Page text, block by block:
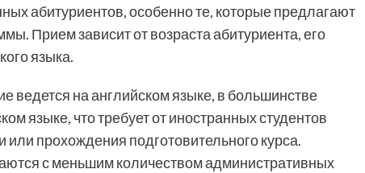
абитуриентов, особенно те, которые предлагают
Прием зависит от возраста абитуриента, его
языка.
ведется на английском языке, в большинстве
языке, что требует от иностранных студентов
прохождения подготовительного курса.
с меньшим количеством административных